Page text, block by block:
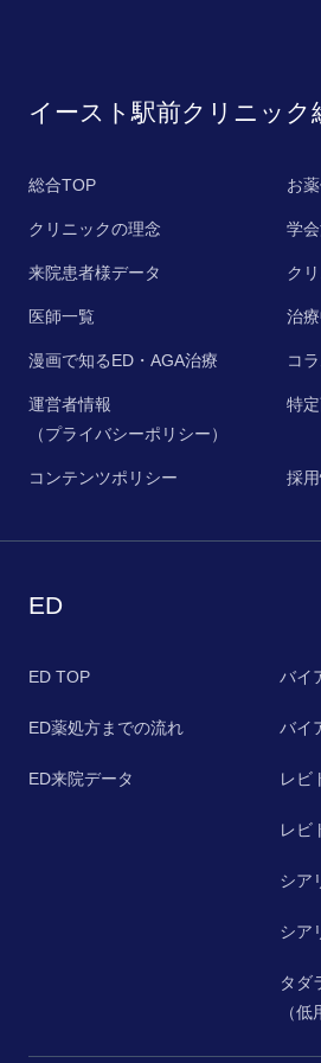
イースト駅前クリニック
総合TOP お
クリニックの理念 学
来院患者様データ ク
医師一覧 治
漫画で知るED・AGA治療 コ
運営者情報
（プライバシーポリシー）
特
コンテンツポリシー 採
ED
ED TOP
ED薬処方までの流れ
ED来院データ
バイ
バイ
レビ
レビ
シア
シア
タダ
（